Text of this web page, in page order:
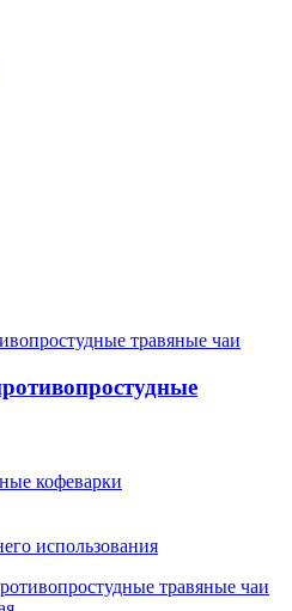
кофеварки
использования
травяные чаи